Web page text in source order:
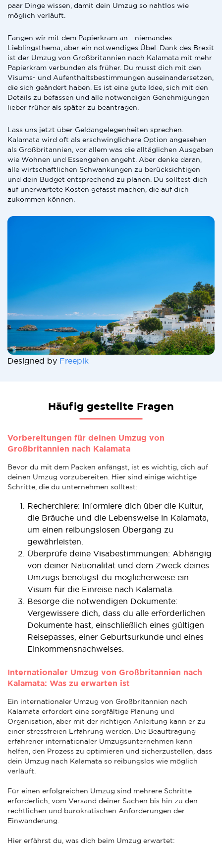
paar Dinge wissen, damit dein Umzug so nahtlos wie
möglich verläuft.
Fangen wir mit dem Papierkram an - niemandes
Lieblingsthema, aber ein notwendiges Übel. Dank des Brexit
ist der Umzug von Großbritannien nach Kalamata mit mehr
Papierkram verbunden als früher. Du musst dich mit den
Visums- und Aufenthaltsbestimmungen auseinandersetzen,
die sich geändert haben. Es ist eine gute Idee, sich mit den
Details zu befassen und alle notwendigen Genehmigungen
lieber früher als später zu beantragen.
Lass uns jetzt über Geldangelegenheiten sprechen.
Kalamata wird oft als erschwinglichere Option angesehen
als Großbritannien, vor allem was die alltäglichen Ausgaben
wie Wohnen und Essengehen angeht. Aber denke daran,
alle wirtschaftlichen Schwankungen zu berücksichtigen
und dein Budget entsprechend zu planen. Du solltest dich
auf unerwartete Kosten gefasst machen, die auf dich
zukommen können.
Designed by Freepik
Häufig gestellte Fragen
Vorbereitungen für deinen Umzug von
Großbritannien nach Kalamata
Bevor du mit dem Packen anfängst, ist es wichtig, dich auf
deinen Umzug vorzubereiten. Hier sind einige wichtige
Schritte, die du unternehmen solltest:
Recherchiere: Informiere dich über die Kultur,
die Bräuche und die Lebensweise in Kalamata,
um einen reibungslosen Übergang zu
gewährleisten.
Überprüfe deine Visabestimmungen: Abhängig
von deiner Nationalität und dem Zweck deines
Umzugs benötigst du möglicherweise ein
Visum für die Einreise nach Kalamata.
Besorge die notwendigen Dokumente:
Vergewissere dich, dass du alle erforderlichen
Dokumente hast, einschließlich eines gültigen
Reisepasses, einer Geburtsurkunde und eines
Einkommensnachweises.
Internationaler Umzug von Großbritannien nach
Kalamata: Was zu erwarten ist
Ein internationaler Umzug von Großbritannien nach
Kalamata erfordert eine sorgfältige Planung und
Organisation, aber mit der richtigen Anleitung kann er zu
einer stressfreien Erfahrung werden. Die Beauftragung
erfahrener internationaler Umzugsunternehmen kann
helfen, den Prozess zu optimieren und sicherzustellen, dass
dein Umzug nach Kalamata so reibungslos wie möglich
verläuft.
Für einen erfolgreichen Umzug sind mehrere Schritte
erforderlich, vom Versand deiner Sachen bis hin zu den
rechtlichen und bürokratischen Anforderungen der
Einwanderung.
Hier erfährst du, was dich beim Umzug erwartet: